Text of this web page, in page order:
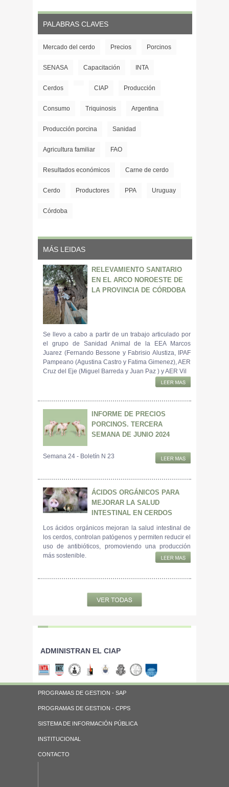
PALABRAS CLAVES
Mercado del cerdo Precios Porcinos
SENASA Capacitación INTA
Cerdos CIAP Producción
Consumo Triquinosis Argentina
Producción porcina Sanidad
Agricultura familiar FAO
Resultados económicos Carne de cerdo
Cerdo Productores PPA Uruguay
Córdoba
MÁS LEIDAS
RELEVAMIENTO SANITARIO
EN EL ARCO NOROESTE DE
LA PROVINCIA DE CÓRDOBA
Se llevo a cabo a partir de un trabajo articulado por
el grupo de Sanidad Animal de la EEA Marcos
Juarez (Fernando Bessone y Fabrisio Alustiza, IPAF
Pampeano (Agustina Castro y Fatima Gimenez), AER
Cruz del Eje (Miguel Barreda y Juan Paz ) y AER Vil
INFORME DE PRECIOS
PORCINOS. TERCERA
SEMANA DE JUNIO 2024
Semana 24 - Boletín N 23
ÁCIDOS ORGÁNICOS PARA
MEJORAR LA SALUD
INTESTINAL EN CERDOS
Los ácidos orgánicos mejoran la salud intestinal de
los cerdos, controlan patógenos y permiten reducir el
uso de antibióticos, promoviendo una producción
más sostenible.
ADMINISTRAN EL CIAP
PROGRAMAS DE GESTION - SAP
PROGRAMAS DE GESTION - CPPS
SISTEMA DE INFORMACIÓN PÚBLICA
INSTITUCIONAL
CONTACTO